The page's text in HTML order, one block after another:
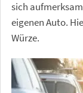
sich
eigenen Auto.
Würze.